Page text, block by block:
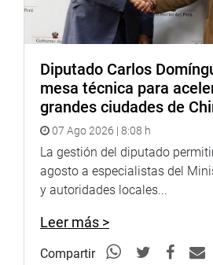
través del empleo y la generación
considerando que Lambayeque, es
económico en el norte del país,
regiones que tienen grandes
son traducidos en beneficio y
Lima, 10 de junio del 2022.
Diputado Carlos
mesa técnica para
grandes ciudades de
07 Ago 2026 | 8:08 h
La gestión del diputado
agosto a especialistas del
y autoridades locales...
Leer más >
Compartir